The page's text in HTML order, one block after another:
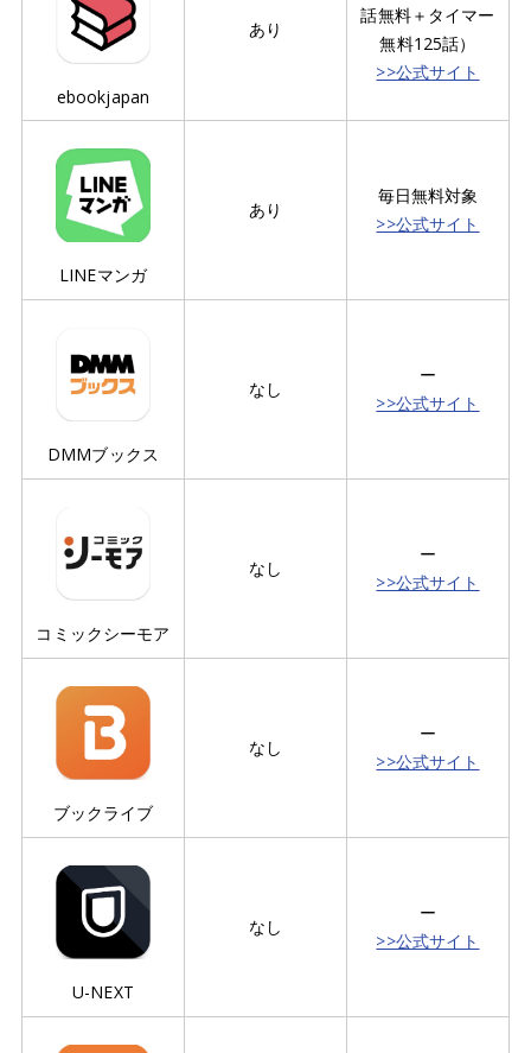
ebookjapan
あり
話無料＋タイマー
無料125話）
>>公式サイト
LINEマンガ
あり
毎日無料対象
>>公式サイト
DMMブックス
なし
ー
>>公式サイト
コミックシーモア
なし
ー
>>公式サイト
ブックライブ
なし
ー
>>公式サイト
U-NEXT
なし
ー
>>公式サイト